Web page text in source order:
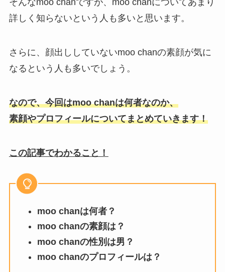
そんなmoo chanですが、moo chanについてあまり
詳しく知らないという人も多いと思います。
さらに、顔出ししていないmoo chanの素顔が気に
なるという人も多いでしょう。
なので、今回はmoo chanは何者なのか、
素顔やプロフィールについてまとめていきます！
この記事でわかること！
moo chanは何者？
moo chanの素顔は？
moo chanの性別は男？
moo chanのプロフィールは？